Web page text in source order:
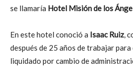
se llamaría Hotel Misión de los
En este hotel conoció a Isaac Ruiz,
después de 25 años de trabajar
liquidado por cambio de